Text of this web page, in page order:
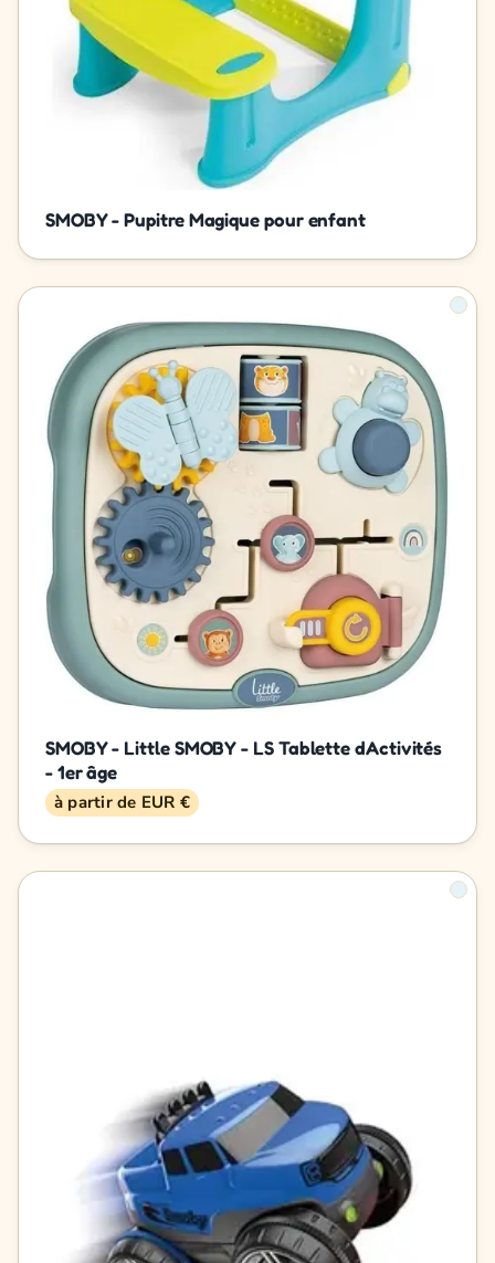
SMOBY - Pupitre Magique pour enfant
SMOBY - Little SMOBY - LS Tablette dActivités
- 1er âge
à partir de EUR €